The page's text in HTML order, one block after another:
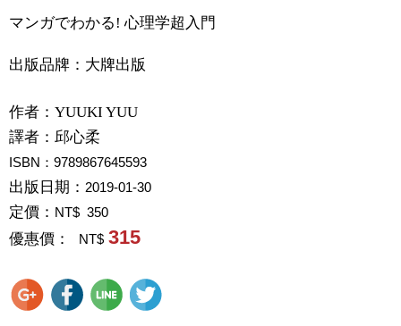
マンガでわかる! 心理学超入門
出版品牌：大牌出版
作者： YUUKI YUU
譯者： 邱心柔
ISBN：9789867645593
出版日期： 2019-01-30
定價： NT$ 350
優惠價： NT$ 315